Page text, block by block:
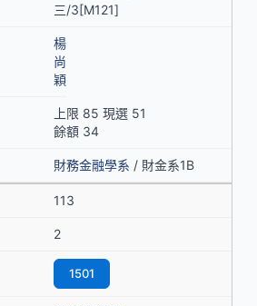
三/3[M121]
楊
尚
穎
上限 85 現選 51
餘額 34
財務金融學系 / 財金系1B
113
2
1501